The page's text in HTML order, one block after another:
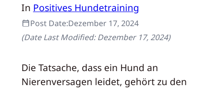
In Positives Hundetraining
Post Date:Dezember 17, 2024
(Date Last Modified:Dezember 17, 2024)
Die Tatsache, dass ein Hund an
Nierenversagen leidet, gehört zu den